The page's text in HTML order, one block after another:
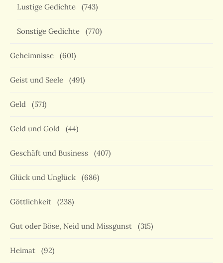
Lustige Gedichte (743)
Sonstige Gedichte (770)
Geheimnisse (601)
Geist und Seele (491)
Geld (571)
Geld und Gold (44)
Geschäft und Business (407)
Glück und Unglück (686)
Göttlichkeit (238)
Gut oder Böse, Neid und Missgunst (315)
Heimat (92)